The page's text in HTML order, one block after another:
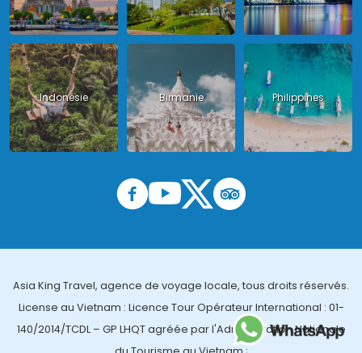
Indonésie Birmanie Philippines
Asia King Travel, agence de voyage locale, tous droits réservés.
License au Vietnam : Licence Tour Opérateur International : 01-
140/2014/TCDL – GP LHQT agréée par l'Administration Nationale